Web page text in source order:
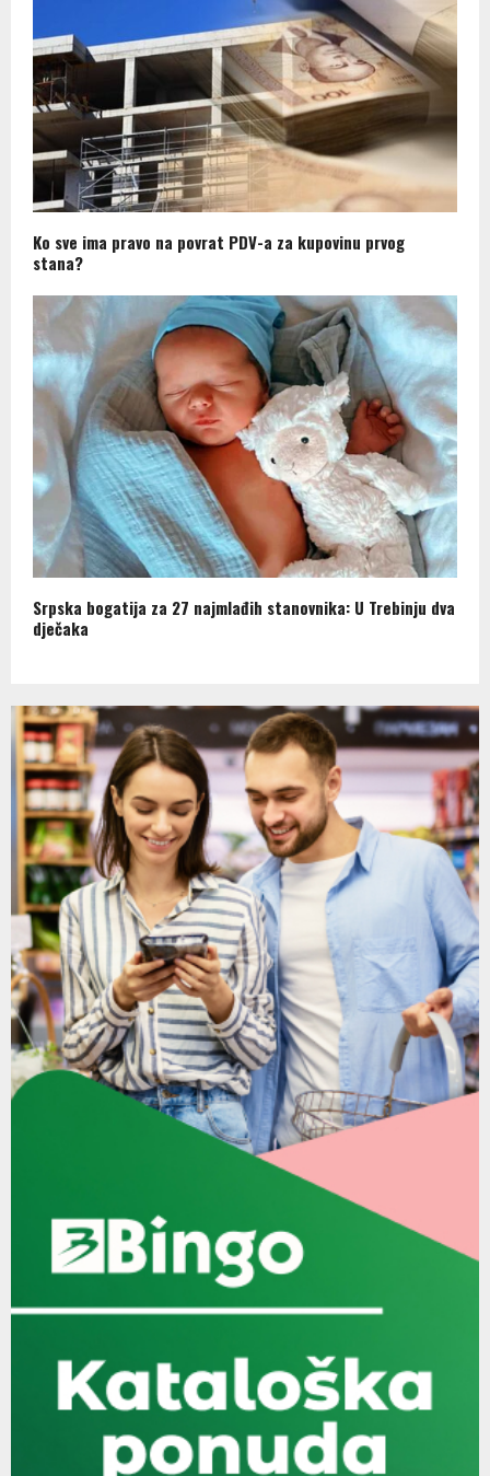
Ko sve ima pravo na povrat PDV-a za kupovinu prvog
stana?
Srpska bogatija za 27 najmlađih stanovnika: U Trebinju dva
dječaka